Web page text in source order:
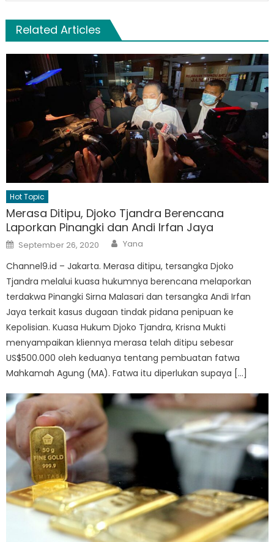
Related Articles
Hot Topic
Merasa Ditipu, Djoko Tjandra Berencana
Laporkan Pinangki dan Andi Irfan Jaya
Posted
on
September 26, 2020 Author
Yana
Channel9.id – Jakarta. Merasa ditipu, tersangka Djoko
Tjandra melalui kuasa hukumnya berencana melaporkan
terdakwa Pinangki Sirna Malasari dan tersangka Andi Irfan
Jaya terkait kasus dugaan tindak pidana penipuan ke
Kepolisian. Kuasa Hukum Djoko Tjandra, Krisna Mukti
menyampaikan kliennya merasa telah ditipu sebesar
US$500.000 oleh keduanya tentang pembuatan fatwa
Mahkamah Agung (MA). Fatwa itu diperlukan supaya […]